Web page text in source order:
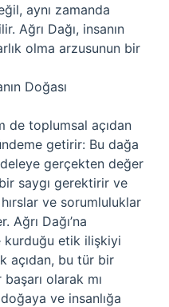
aynı zamanda
Ağrı Dağı, insanın
olma arzusunun bir
Doğası
de toplumsal açıdan
getirir: Bu dağa
gerçekten değer
saygı gerektirir ve
ve sorumluluklar
Ağrı Dağı’na
kurduğu etik ilişkiyi
açıdan, bu tür bir
olarak mı
ve insanlığa